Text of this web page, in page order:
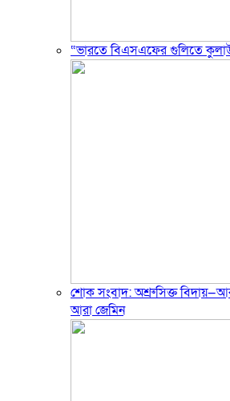
“ভারতে বিএসএফের গুলিতে
শোক সংবাদ: অশ্রুসিক্ত
আরা জেমিন